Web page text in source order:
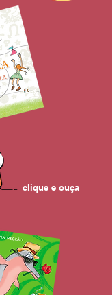
clique e ouça